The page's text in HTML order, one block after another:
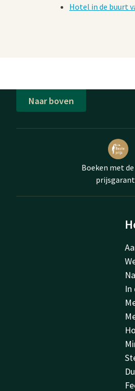
Hotel in de buurt
Naar boven
Boeken met
In